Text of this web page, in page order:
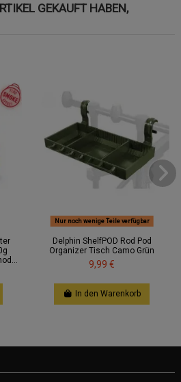
GEKAUFT HABEN,
Nur noch wenige Teile verfügbar
Delphin ShelfPOD Rod Pod
Organizer Tisch Camo Grün
9,99 €
In den Warenkorb